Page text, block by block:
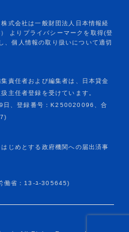
責任者および編集者は、日本貸金
主任者登録を受けています。
日、登録番号：K250020096、合
じめとする政府機関への届出済事
働省：13-ﾕ-305645)